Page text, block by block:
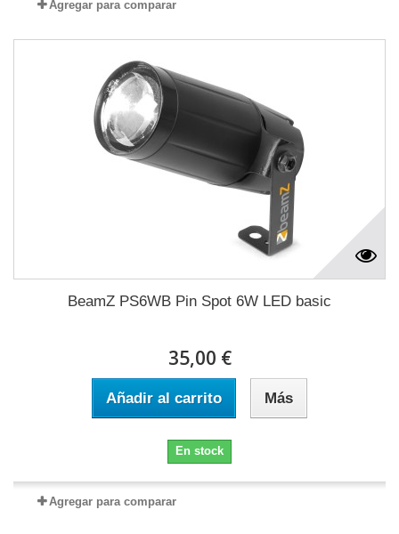
Agregar para comparar
BeamZ PS6WB Pin Spot 6W LED basic
35,00 €
Añadir al carrito Más
En stock
Agregar para comparar